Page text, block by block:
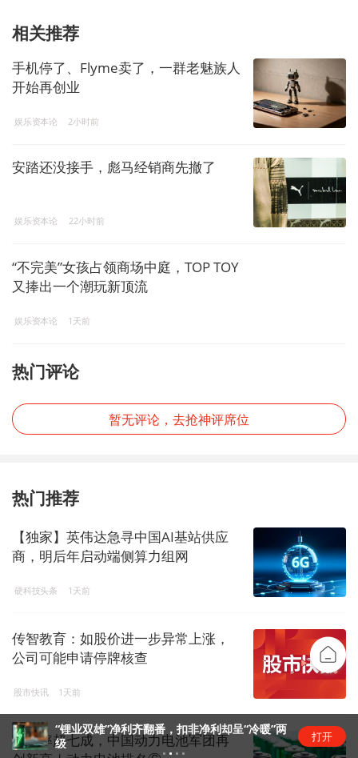
相关推荐
手机停了、Flyme卖了，一群老魅族人
开始再创业
娱乐资本论 2小时前
安踏还没接手，彪马经销商先撤了
娱乐资本论 22小时前
“不完美”女孩占领商场中庭，TOP TOY
又捧出一个潮玩新顶流
娱乐资本论 1天前
热门评论
暂无评论，去抢神评席位
热门推荐
【独家】英伟达急寻中国AI基站供应
商，明后年启动端侧算力组网
硬科技头条 1天前
传智教育：如股价进一步异常上涨，
公司可能申请停牌核查
股市快讯 1天前
市占率超七成，中国动力电池军团再
“锂业双雄”净利齐翻番，扣非净利却呈“冷暖”两
级
打开